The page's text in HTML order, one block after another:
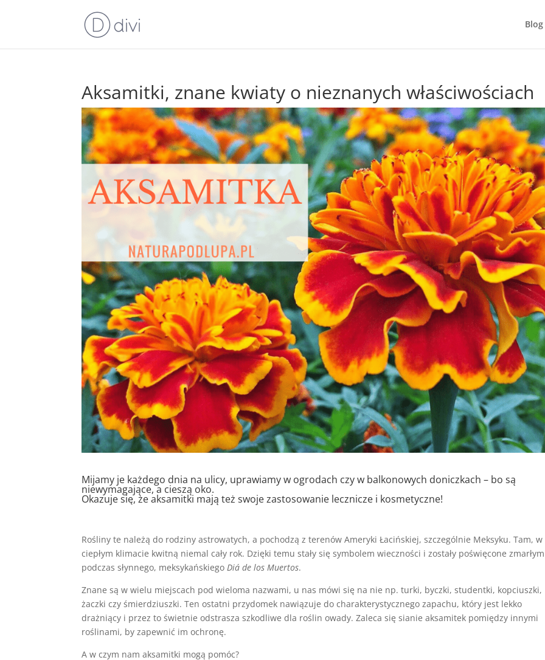
Blog
Aksamitki, znane kwiaty o nieznanych właściwościach
Mijamy je każdego dnia na ulicy, uprawiamy w ogrodach czy w balkonowych doniczkach – bo są
niewymagające, a cieszą oko.
Okazuje się, że aksamitki mają też swoje zastosowanie lecznicze i kosmetyczne!
Rośliny te należą do rodziny astrowatych, a pochodzą z terenów Ameryki Łacińskiej, szczególnie Meksyku. Tam, w
ciepłym klimacie kwitną niemal cały rok. Dzięki temu stały się symbolem wieczności i zostały poświęcone zmarłym
podczas słynnego, meksykańskiegoDiá de los Muertos.
Znane są w wielu miejscach pod wieloma nazwami, u nas mówi się na nie np. turki, byczki, studentki, kopciuszki,
żaczki czy śmierdziuszki. Ten ostatni przydomek nawiązuje do charakterystycznego zapachu, który jest lekko
drażniący i przez to świetnie odstrasza szkodliwe dla roślin owady. Zaleca się sianie aksamitek pomiędzy innymi
roślinami, by zapewnić im ochronę.
A w czym nam aksamitki mogą pomóc?